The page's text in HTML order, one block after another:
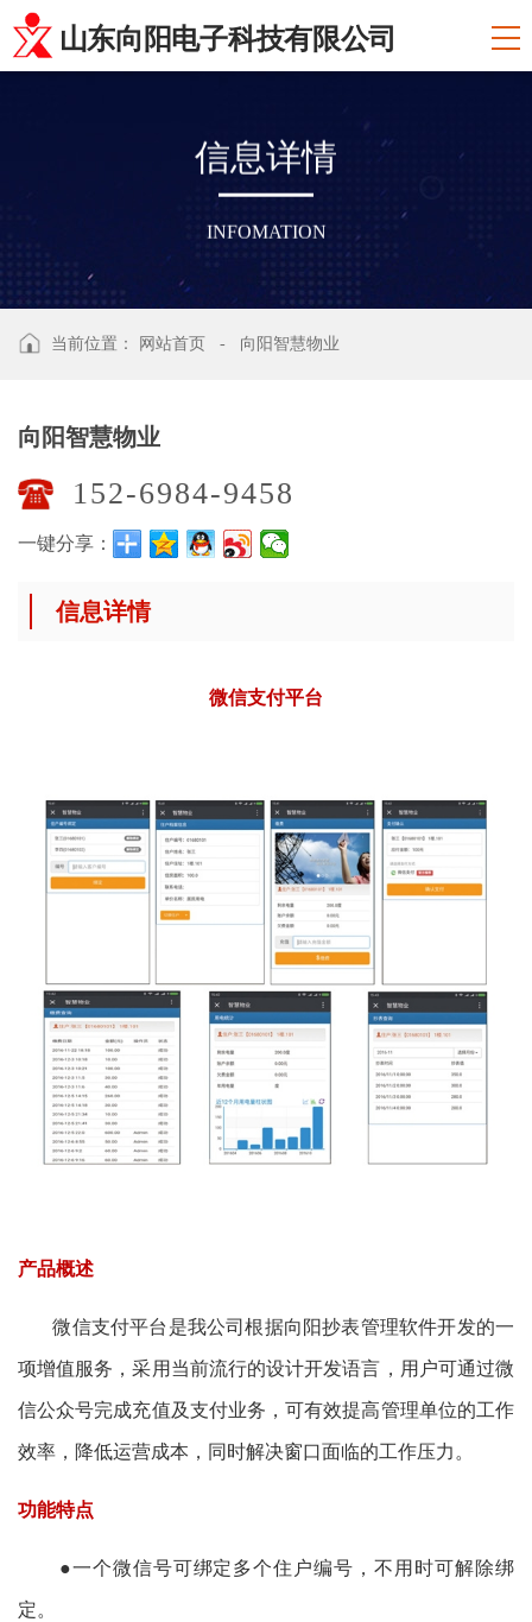
山东向阳电子科技有限公司
信息详情
INFOMATION
当前位置： 网站首页 - 向阳智慧物业
向阳智慧物业
152-6984-9458
一键分享：
信息详情
微信支付平台
产品概述
微信支付平台是我公司根据向阳抄表管理软件开发的一
项增值服务，采用当前流行的设计开发语言，用户可通过微
信公众号完成充值及支付业务，可有效提高管理单位的工作
效率，降低运营成本，同时解决窗口面临的工作压力。
功能特点
●一个微信号可绑定多个住户编号，不用时可解除绑
定。